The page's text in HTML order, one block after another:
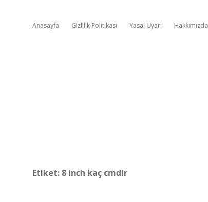
Anasayfa Gizlilik Politikası Yasal Uyarı Hakkımızda
Etiket: 8 inch kaç cmdir